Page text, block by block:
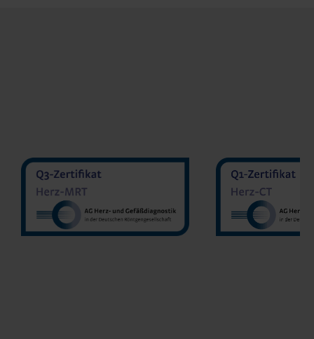
MVZ Radiologie Darmstadt
Prof. Dr. Oliver Mohrs
MVZ
Sakher
MVZ Radnet